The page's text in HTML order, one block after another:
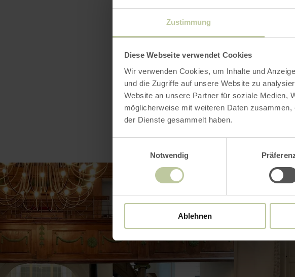
Zustimmung
Diese Webseite verwendet Cookies
Wir verwenden Cookies, um Inhalte und
und die Zugriffe auf unsere Website zu
Website an unsere Partner für soziale Medien,
möglicherweise mit weiteren Daten
der Dienste gesammelt haben.
Notwendig
Ablehnen